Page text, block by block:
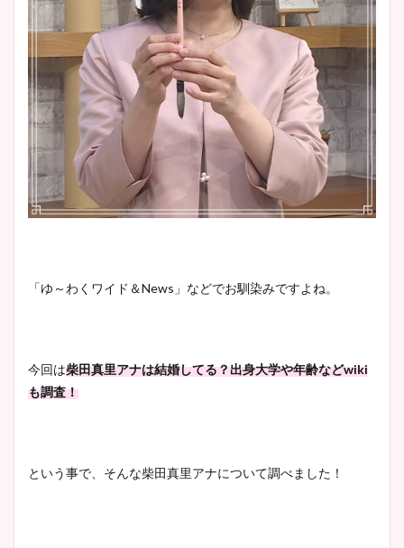
「ゆ～わくワイド＆News」などでお馴染みですよね。
今回は柴田真里アナは結婚してる？出身大学や年齢などwiki
も調査！
という事で、そんな柴田真里アナについて調べました！